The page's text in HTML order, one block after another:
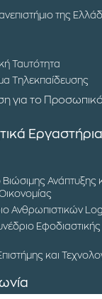
της
Ταυτότητα
Τηλεκπαίδευσης
για το Προσωπικό
Εργαστήρια
Βιώσιμης Ανάπτυξης
Ανθρωπιστικών
Εφοδιαστικής
και